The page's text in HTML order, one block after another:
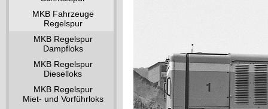
MKB Fahrzeuge
Regelspur
MKB Regelspur
Dampfloks
MKB Regelspur
Dieselloks
MKB Regelspur
Miet- und Vorführloks